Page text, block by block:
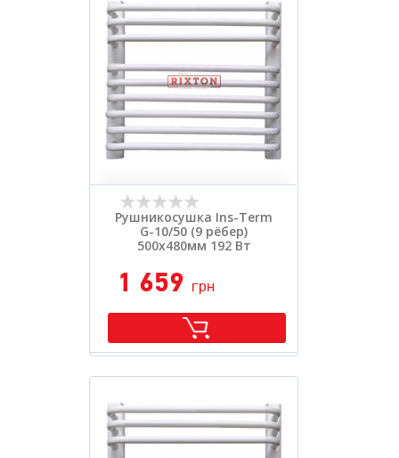
Рушникосушка Ins-Term
G-10/50 (9 рёбер)
500х480мм 192 Вт
1 659 грн